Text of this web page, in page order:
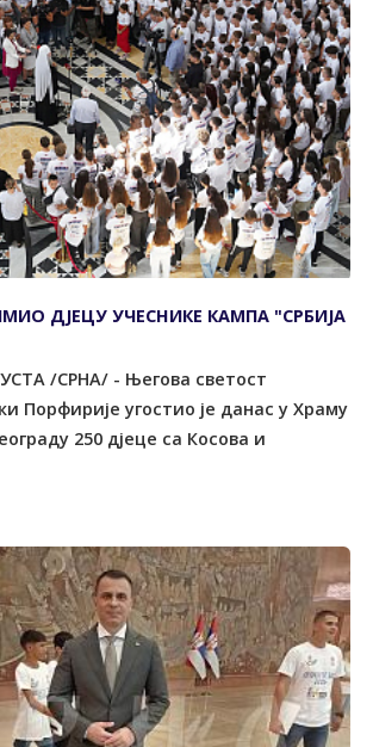
ДЈЕЦУ УЧЕСНИКЕ КАМПА "СРБИЈА
/СРНА/ - Његова светост
Порфирије угостио је данас у Храму
250 дјеце са Косова и